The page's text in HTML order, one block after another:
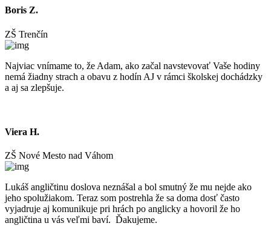
Boris Z.
ZŠ Trenčín
Najviac vnímame to, že Adam, ako začal navstevovať Vaše hodiny
nemá žiadny strach a obavu z hodín AJ v rámci školskej dochádzky
a aj sa zlepšuje.
Viera H.
ZŠ Nové Mesto nad Váhom
Lukáš angličtinu doslova neznášal a bol smutný že mu nejde ako
jeho spolužiakom. Teraz som postrehla že sa doma dosť často
vyjadruje aj komunikuje pri hrách po anglicky a hovoril že ho
angličtina u vás veľmi baví. Ďakujeme.